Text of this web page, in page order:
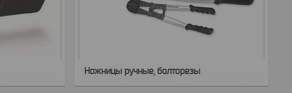
Ножницы ручные, болторезы